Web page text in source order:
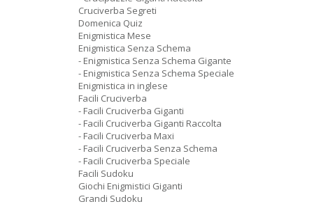
Cruciverba Segreti
Domenica Quiz
Enigmistica Mese
Enigmistica Senza Schema
- Enigmistica Senza Schema Gigante
- Enigmistica Senza Schema Speciale
Enigmistica in inglese
Facili Cruciverba
- Facili Cruciverba Giganti
- Facili Cruciverba Giganti Raccolta
- Facili Cruciverba Maxi
- Facili Cruciverba Senza Schema
- Facili Cruciverba Speciale
Facili Sudoku
Giochi Enigmistici Giganti
Grandi Sudoku